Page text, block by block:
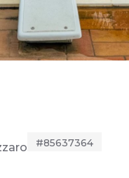
#85637364